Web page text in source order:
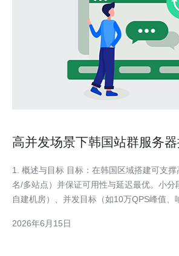
高并发场景下韩国站群服务
1. 概述与目标 目标：在韩国区域搭建可支
名/多站点）并保证可用性与延迟最优。小分
自建机房）、并发目标（如10万QPS峰值、
80/443入站，应用服务器仅允许LB/管理IP访
2026年6月15日